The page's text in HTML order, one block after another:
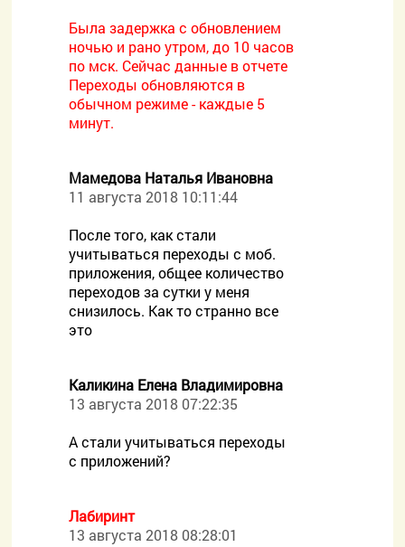
Была задержка с обновлением
ночью и рано утром, до 10 часов
по мск. Сейчас данные в отчете
Переходы обновляются в
обычном режиме - каждые 5
минут.
Мамедова Наталья Ивановна
11 августа 2018 10:11:44
После того, как стали
учитываться переходы с моб.
приложения, общее количество
переходов за сутки у меня
снизилось. Как то странно все
это
Каликина Елена Владимировна
13 августа 2018 07:22:35
А стали учитываться переходы
с приложений?
Лабиринт
13 августа 2018 08:28:01